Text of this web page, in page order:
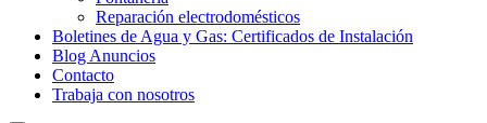
Reparación electrodomésticos
Boletines de Agua y Gas: Certificados de Instalación
Blog Anuncios
Contacto
Trabaja con nosotros